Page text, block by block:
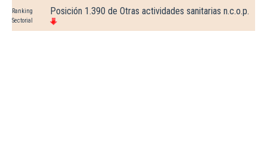
Ranking
Sectorial
Posición 1.390 de Otras actividades sanitarias n.c.o.p.